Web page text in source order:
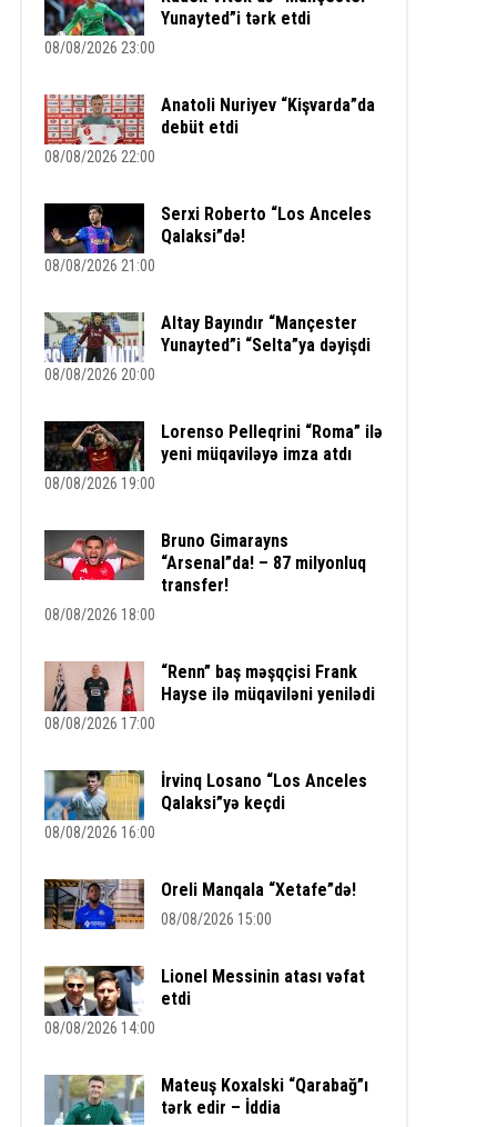
Yunayted”i tərk etdi
08/08/2026 23:00
Anatoli Nuriyev “Kişvarda”da
debüt etdi
08/08/2026 22:00
Serxi Roberto “Los Anceles
Qalaksi”də!
08/08/2026 21:00
Altay Bayındır “Mançester
Yunayted”i “Selta”ya dəyişdi
08/08/2026 20:00
Lorenso Pelleqrini “Roma” ilə
yeni müqaviləyə imza atdı
08/08/2026 19:00
Bruno Gimarayns
“Arsenal”da! – 87 milyonluq
transfer!
08/08/2026 18:00
“Renn” baş məşqçisi Frank
Hayse ilə müqaviləni yenilədi
08/08/2026 17:00
İrvinq Losano “Los Anceles
Qalaksi”yə keçdi
08/08/2026 16:00
Oreli Manqala “Xetafe”də!
08/08/2026 15:00
Lionel Messinin atası vəfat
etdi
08/08/2026 14:00
Mateuş Koxalski “Qarabağ”ı
tərk edir – İddia